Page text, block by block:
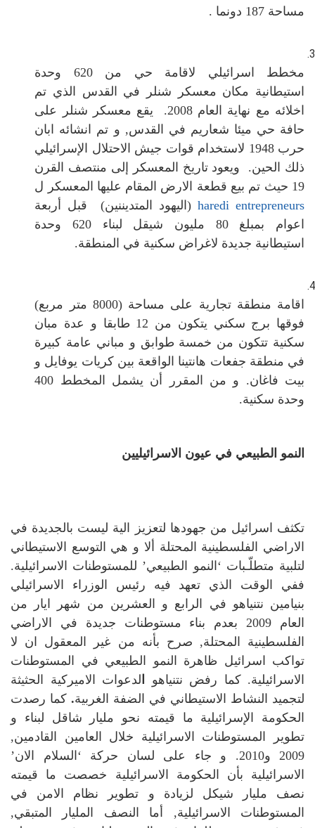
مساحة 187 دونما .
مخطط اسرائيلي لاقامة حي من 620 وحدة
استيطانية مكان معسكر شنلر في القدس الذي تم
اخلائه مع نهاية العام 2008. يقع معسكر شنلر على
حافة حي ميئا شعاريم في القدس, و تم انشائه ابان
حرب 1948 لاستخدام قوات جيش الاحتلال الإسرائيلي
ذلك الحين. ويعود تاريخ المعسكر إلى منتصف القرن
19 حيث تم بيع قطعة الارض المقام عليها المعسكر ل
haredi entrepreneurs (اليهود المتديننين) قبل أربعة
اعوام بمبلغ 80 مليون شيقل لبناء 620 وحدة
استيطانية جديدة لاغراض سكنية في المنطقة.
اقامة منطقة تجارية على مساحة (8000 متر مربع)
فوقها برج سكني يتكون من 12 طابقا و عدة مبان
سكنية تتكون من خمسة طوابق و مباني عامة كبيرة
في منطقة جفعات هانتينا الواقعة بين كريات يوفايل و
بيت فاغان. و من المقرر أن يشمل المخطط 400
وحدة سكنية.
النمو الطبيعي في عيون الاسرائيليين
تكثف اسرائيل من جهودها لتعزيز الية ليست بالجديدة في
الاراضي الفلسطينية المحتلة ألا و هي التوسع الاستيطاني
لتلبية متطلّـبات ‘النمو الطبيعي’ للمستوطنات الاسرائيلية.
ففي الوقت الذي تعهد فيه رئيس الوزراء الاسرائيلي
بنيامين نتنياهو في الرابع و العشرين من شهر ايار من
العام 2009 بعدم بناء مستوطنات جديدة في الاراضي
الفلسطينية المحتلة, صرح بأنه من غير المعقول ان لا
تواكب اسرائيل ظاهرة النمو الطبيعي في المستوطنات
الاسرائيلية. كما رفض نتنياهو
لدعوات الاميركية الحثيثة
لتجميد النشاط الاستيطاني في الضفة الغربية. كما رصدت
الحكومة الإسرائيلية ما قيمته نحو مليار شاقل لبناء و
تطوير المستوطنات الاسرائيلية خلال العامين القادمين,
2009 و2010. و جاء على لسان حركة ‘السلام الان’
الاسرائيلية بأن الحكومة الاسرائيلية خصصت ما قيمته
نصف مليار شيكل لزيادة و تطوير نظام الامن في
المستوطنات الاسرائيلية, أما النصف المليار المتبقي,